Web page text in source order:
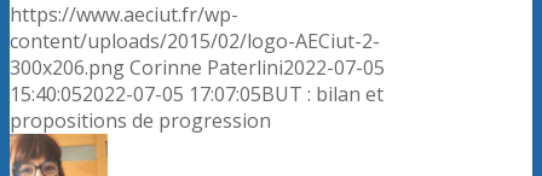
https://www.aeciut.fr/wp-
content/uploads/2015/02/logo-AECiut-2-
300x206.pngCorinne Paterlini2022-07-05
15:40:052022-07-05 17:07:05BUT : bilan et
propositions de progression